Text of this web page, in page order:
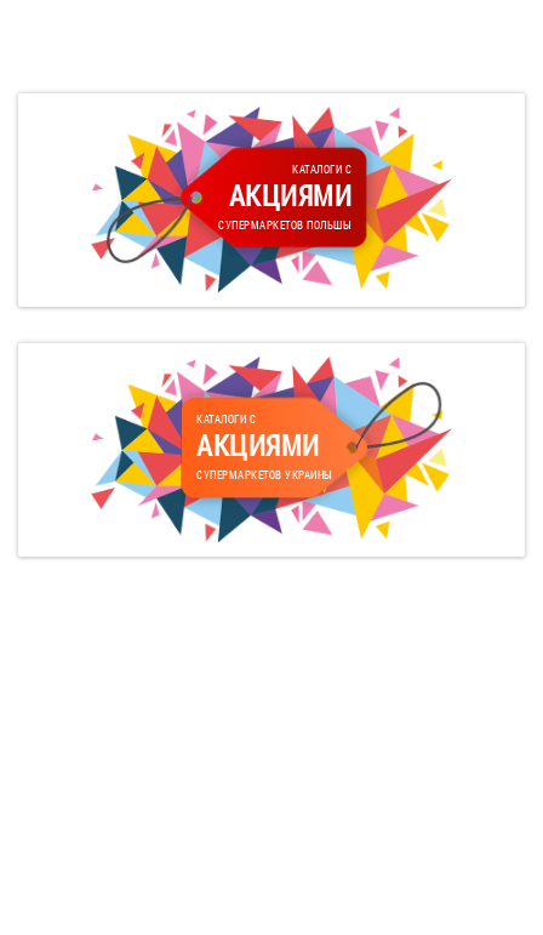
КАТАЛОГИ С
АКЦИЯМИ
СУПЕРМАРКЕТОВ ПОЛЬШЫ
КАТАЛОГИ С
АКЦИЯМИ
СУПЕРМАРКЕТОВ УКРАИНЫ